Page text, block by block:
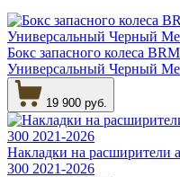
Бокс запасного колеса
Универсальный Черный
19 900 руб.
Накладки на
300 2021-2026